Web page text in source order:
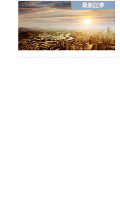
最新記事